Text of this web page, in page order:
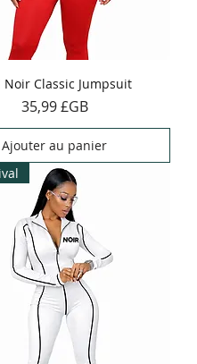
Noir Classic Jumpsuit
Prix
35,99 £GB
Ajouter au panier